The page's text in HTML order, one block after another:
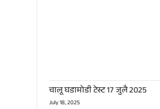
चालू घडामोडी टेस्ट 17 जुलै 2025
July 18, 2025